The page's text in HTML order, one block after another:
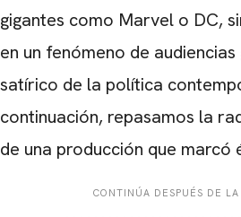
gigantes como Marvel o DC,
en un fenómeno de
satírico de la política
continuación, repasamos la
de una producción que marcó
CONTINÚA DESPUÉS DE